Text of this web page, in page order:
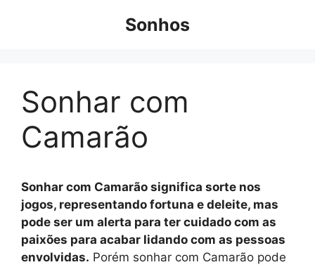
Sonhos
Sonhar com
Camarão
Sonhar com Camarão significa sorte nos
jogos, representando fortuna e deleite, mas
pode ser um alerta para ter cuidado com as
paixões para acabar lidando com as pessoas
envolvidas. Porém sonhar com Camarão pode